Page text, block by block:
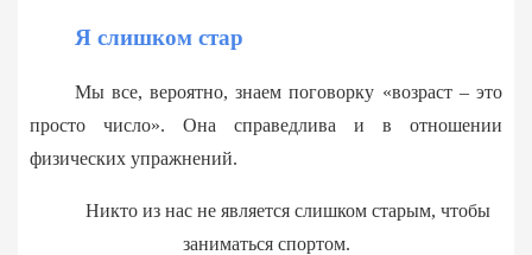
Я слишком стар
Мы все, вероятно, знаем поговорку «возраст – это
просто число». Она справедлива и в отношении
физических упражнений.
Никто из нас не является слишком старым, чтобы
заниматься спортом.